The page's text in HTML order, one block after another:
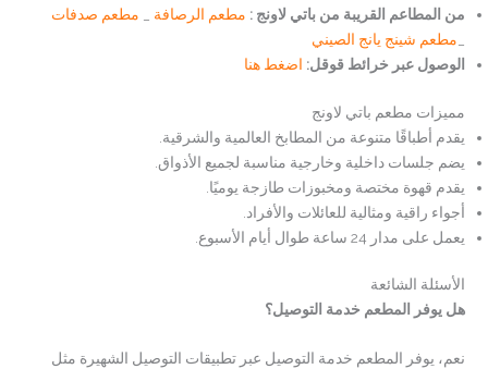
من المطاعم القريبة من باتي لاونج : مطعم الرصافة
مطعم صدفات
مطعم شينج يانج الصيني
الوصول عبر خرائط قوقل: اضغط هنا
مميزات مطعم باتي لاونج
يقدم أطباقًا متنوعة من المطابخ العالمية والشرقية.
يضم جلسات داخلية وخارجية مناسبة لجميع الأذواق.
يقدم قهوة مختصة ومخبوزات طازجة يوميًا.
أجواء راقية ومثالية للعائلات والأفراد.
يعمل على مدار 24 ساعة طوال أيام الأسبوع.
الأسئلة الشائعة
هل يوفر المطعم خدمة التوصيل؟
نعم، يوفر المطعم خدمة التوصيل عبر تطبيقات التوصيل الشهيرة مثل